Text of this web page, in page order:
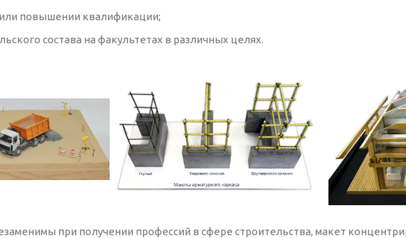
повышении квалификации;
состава на факультетах в различных целях.
при получении профессий в сфере строительства, макет